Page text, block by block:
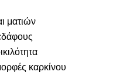
ματιών
καρκίνου